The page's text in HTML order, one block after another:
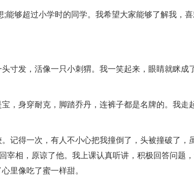
够超过小学时的同学。我希望大家能够了解我，喜
寸发，活像一只小刺猬。我一笑起来，眼睛就眯成
，身穿耐克，脚踏乔丹，连裤子都是名牌的。我走
记得一次，有人不小心把我撞倒了，头被撞破了，
宰相，原谅了他。我上课认真听讲，积极回答问题
里像吃了蜜一样甜。